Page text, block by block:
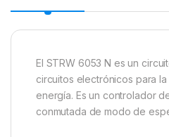
El STRW 6053 N es un
circuitos electrónicos para
energía. Es un controlador
conmutada de modo de